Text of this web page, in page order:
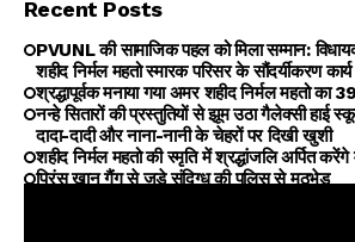
Recent Posts
PVUNL की सामाजिक पहल को मिला सम्मान:
शहीद निर्मल महतो स्मारक परिसर के सौंदर्यीकरण कार्य
श्रद्धापूर्वक मनाया गया अमर शहीद निर्मल महतो का
नन्हे सितारों की प्रस्तुतियों से झूम उठा गैलेक्सी हाई
दादा-दादी और नाना-नानी के चेहरों पर दिखी खुशी
शहीद निर्मल महतो की स्मृति में श्रद्धांजलि अर्पित
प्रिंस खान गैंग से जुड़े संदिग्ध की पुलिस से मुठभेड़